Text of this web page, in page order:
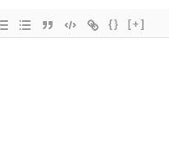
{} [+]